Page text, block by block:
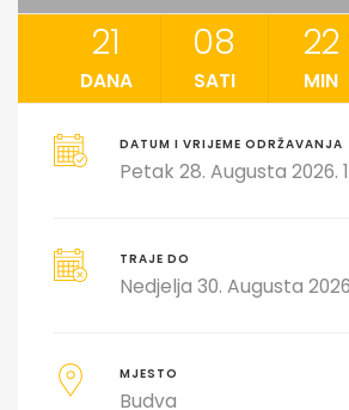
21
DANA
08
SATI
22
MIN
DATUM I VRIJEME ODRŽAVANJA
Petak 28. Augusta 2026.
TRAJE DO
Nedjelja 30. Augusta
MJESTO
Budva